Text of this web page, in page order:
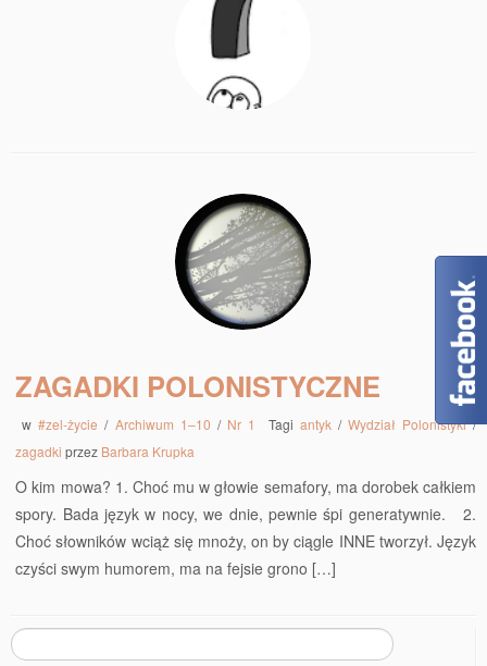
ZAGADKI POLONISTYCZNE
w#zel-życie/ Archiwum 1–10 / Nr 1 Tagi antyk /Wydział Polonistyki/
zagadkiprzez Barbara Krupka
O kim mowa? 1. Choć mu w głowie semafory, ma dorobek całkiem
spory. Bada język w nocy, we dnie, pewnie śpi generatywnie. 2.
Choć słowników wciąż się mnoży, on by ciągle INNE tworzył. Język
czyści swym humorem, ma na fejsie grono […]
Szukaj: